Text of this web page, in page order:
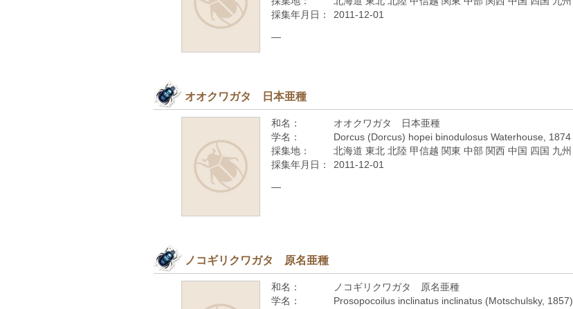
採集年月日：
2011-12-01
—
オオクワガタ 日本亜種
和名：
オオクワガタ 日本亜種
学名：
Dorcus (Dorcus) hopei binodulosus Waterhouse, 1874
採集地：
北海道 東北 北陸 甲信越 関東 中部 関西 中国 四国 九州
採集年月日：
2011-12-01
—
ノコギリクワガタ 原名亜種
和名：
ノコギリクワガタ 原名亜種
学名：
Prosopocoilus inclinatus inclinatus (Motschulsky, 1857)